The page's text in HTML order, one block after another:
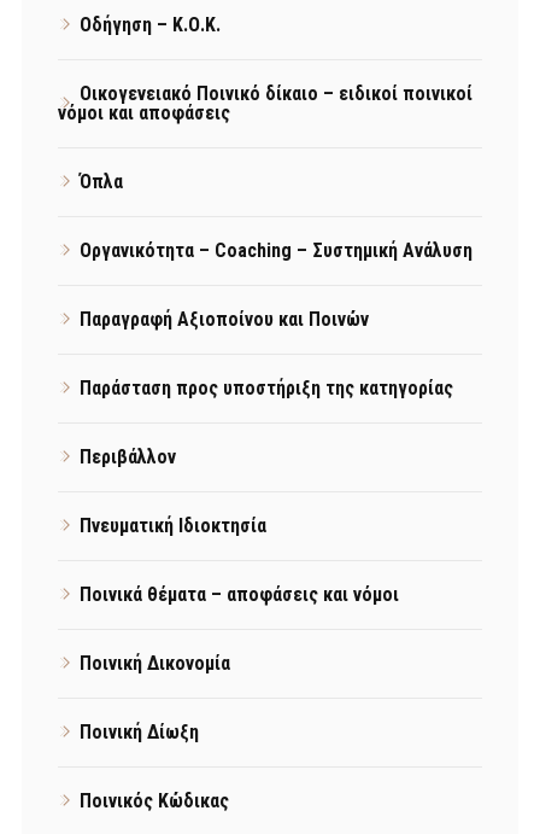
Οδήγηση – Κ.Ο.Κ.
Οικογενειακό Ποινικό δίκαιο – ειδικοί ποινικοί
νόμοι και αποφάσεις
Όπλα
Οργανικότητα – Coaching – Συστημική Ανάλυση
Παραγραφή Αξιοποίνου και Ποινών
Παράσταση προς υποστήριξη της κατηγορίας
Περιβάλλον
Πνευματική Ιδιοκτησία
Ποινικά θέματα – αποφάσεις και νόμοι
Ποινική Δικονομία
Ποινική Δίωξη
Ποινικός Κώδικας